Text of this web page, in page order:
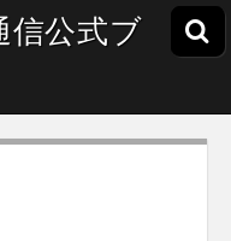
信公式ブ